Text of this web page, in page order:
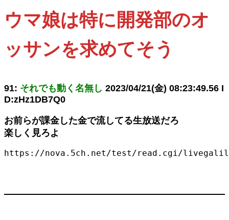
ウマ娘は特に開発部のオ
ッサンを求めてそう
91: それでも動く名無し 2023/04/21(金) 08:23:49.56 I
D:zHz1DB7Q0
お前らが課金した金で流してる生放送だろ
楽しく見ろよ
https://nova.5ch.net/test/read.cgi/